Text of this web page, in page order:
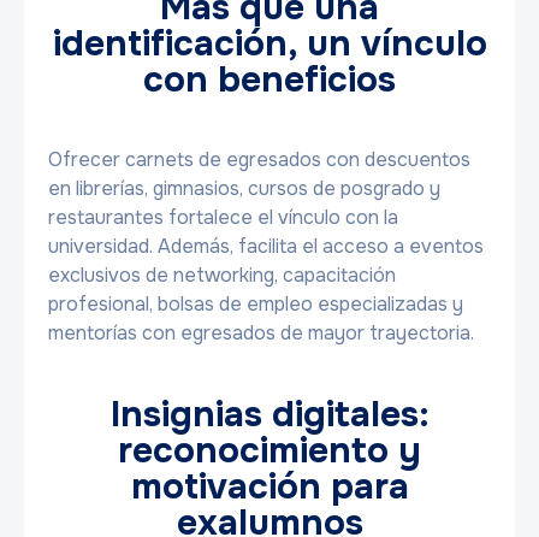
identificación, un vínculo
con beneficios
Ofrecer carnets de egresados con descuentos
en librerías, gimnasios, cursos de posgrado y
restaurantes fortalece el vínculo con la
universidad. Además, facilita el acceso a eventos
exclusivos de networking, capacitación
profesional, bolsas de empleo especializadas y
mentorías con egresados de mayor trayectoria.
Insignias digitales:
reconocimiento y
motivación para
exalumnos